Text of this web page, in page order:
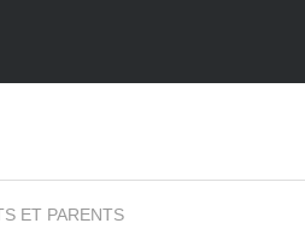
ET PARENTS